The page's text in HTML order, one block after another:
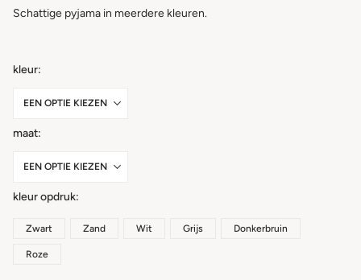
Schattige pyjama in meerdere kleuren.
kleur
maat
kleur opdruk
Zwart Zand Wit Grijs Donkerbruin
Roze